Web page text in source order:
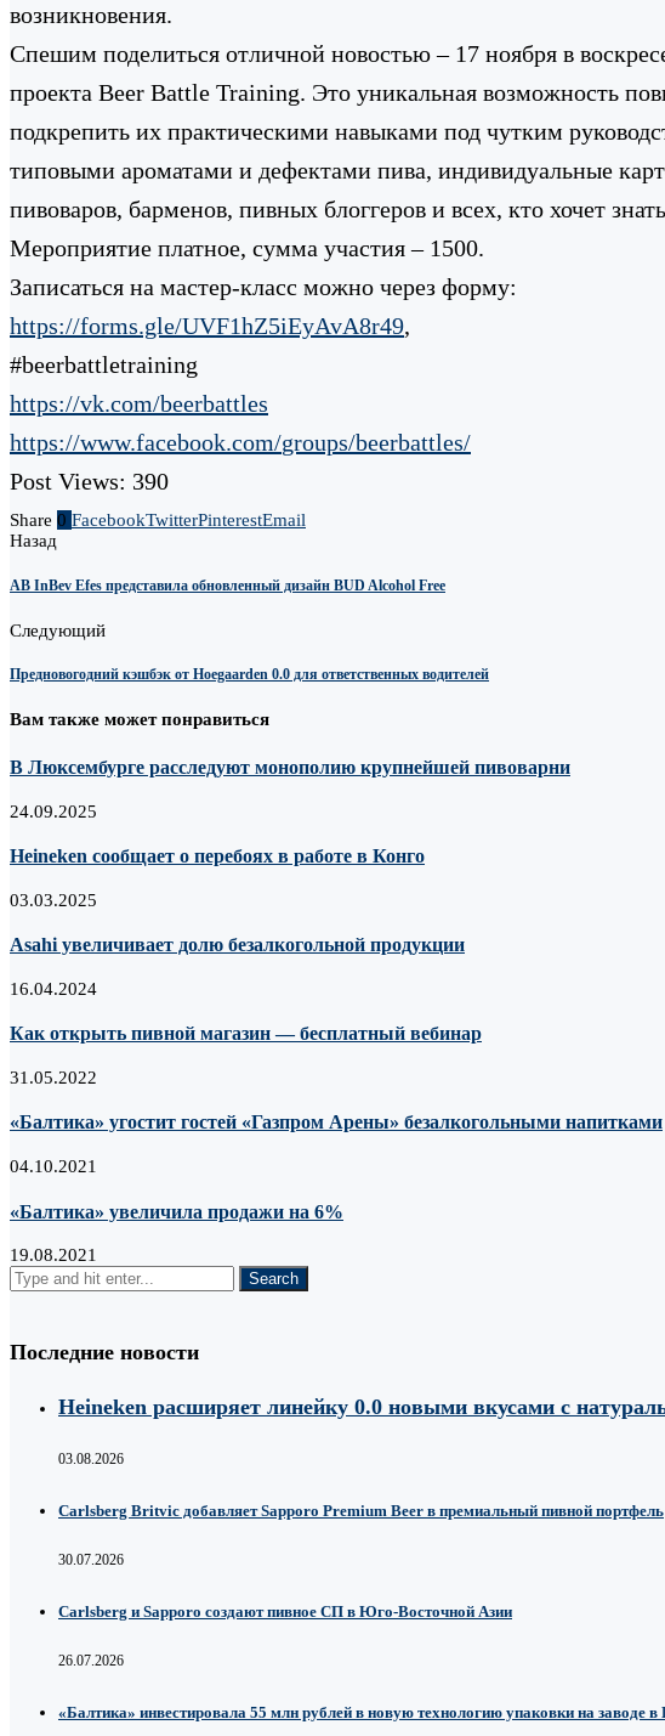
возникновения.
Спешим поделиться отличной новостью – 17 ноября в
проекта Beer Battle Training. Это уникальная возможность
подкрепить их практическими навыками под чутким
типовыми ароматами и дефектами пива, индивидуальные
пивоваров, барменов, пивных блоггеров и всех, кто хочет
Мероприятие платное, сумма участия – 1500.
Записаться на мастер-класс можно через форму:
https://forms.gle/UVF1hZ5iEyAvA8r49,
#beerbattletraining
https://vk.com/beerbattles
https://www.facebook.com/groups/beerbattles/
Post Views: 390
Share 0 FacebookTwitterPinterestEmail
Назад
AB InBev Efes представила обновленный дизайн BUD Alcohol Free
Следующий
Предновогодний кэшбэк от Hoegaarden 0.0 для ответственных водителей
Вам также может понравиться
В Люксембурге расследуют монополию крупнейшей пивоварни
24.09.2025
Heineken сообщает о перебоях в работе в Конго
03.03.2025
Asahi увеличивает долю безалкогольной продукции
16.04.2024
Как открыть пивной магазин — бесплатный вебинар
31.05.2022
«Балтика» угостит гостей «Газпром Арены» безалкогольными напитками
04.10.2021
«Балтика» увеличила продажи на 6%
19.08.2021
Последние новости
Heineken расширяет линейку 0.0 новыми вкусами с
03.08.2026
Carlsberg Britvic добавляет Sapporo Premium Beer в премиальный пивной портфель
30.07.2026
Carlsberg и Sapporo создают пивное СП в Юго-Восточной Азии
26.07.2026
«Балтика» инвестировала 55 млн рублей в новую технологию упаковки на заводе в